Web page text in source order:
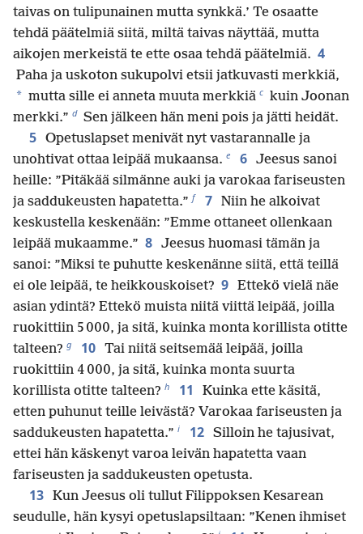
taivas on tulipunainen mutta synkkä.’ Te osaatte
tehdä päätelmiä siitä, miltä taivas näyttää, mutta
aikojen merkeistä te ette osaa tehdä päätelmiä. 4
Paha ja uskoton sukupolvi etsii jatkuvasti merkkiä,
* mutta sille ei anneta muuta merkkiä c kuin Joonan
merkki.” d Sen jälkeen hän meni pois ja jätti heidät.
5 Opetuslapset menivät nyt vastarannalle ja
unohtivat ottaa leipää mukaansa. e 6 Jeesus sanoi
heille: ”Pitäkää silmänne auki ja varokaa fariseusten
ja saddukeusten hapatetta.” f 7 Niin he alkoivat
keskustella keskenään: ”Emme ottaneet ollenkaan
leipää mukaamme.” 8 Jeesus huomasi tämän ja
sanoi: ”Miksi te puhutte keskenänne siitä, että teillä
ei ole leipää, te heikkouskoiset? 9 Ettekö vielä näe
asian ydintä? Ettekö muista niitä viittä leipää, joilla
ruokittiin 5 000, ja sitä, kuinka monta korillista otitte
talteen? g 10 Tai niitä seitsemää leipää, joilla
ruokittiin 4 000, ja sitä, kuinka monta suurta
korillista otitte talteen? h 11
Kuinka ette käsitä,
etten puhunut teille leivästä? Varokaa fariseusten ja
saddukeusten hapatetta.” i 12 Silloin he tajusivat,
ettei hän käskenyt varoa leivän hapatetta vaan
fariseusten ja saddukeusten opetusta.
13 Kun Jeesus oli tullut Filippoksen Kesarean
seudulle, hän kysyi opetuslapsiltaan: ”Kenen ihmiset